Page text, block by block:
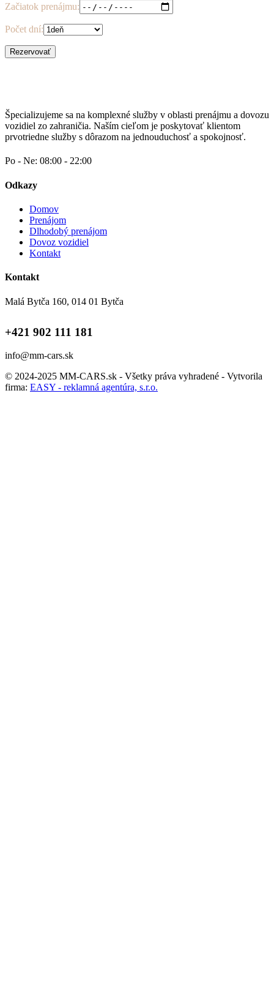
Začiatok prenájmu:
Počet dní:
Špecializujeme sa na komplexné služby v oblasti prenájmu a dovozu
vozidiel zo zahraničia. Naším cieľom je poskytovať klientom
prvotriedne služby s dôrazom na jednouduchosť a spokojnosť.
Po - Ne: 08:00 - 22:00
Odkazy
Domov
Prenájom
Dlhodobý prenájom
Dovoz vozidiel
Kontakt
Kontakt
Malá Bytča 160, 014 01 Bytča
+421 902 111 181
info@mm-cars.sk
© 2024-2025 MM-CARS.sk - Všetky práva vyhradené - Vytvorila
firma: EASY - reklamná agentúra, s.r.o.